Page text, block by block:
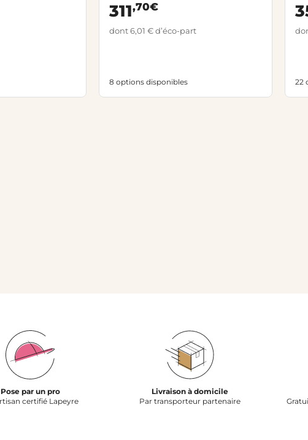
311,70€
dont 6,01 € d’éco-part
8 options disponibles 22
Pose par un pro
certifié Lapeyre
Livraison à domicile
Par transporteur partenaire